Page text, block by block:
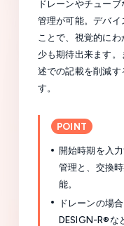
ドレーンやチュー
管理が可能。デバ
ことで、視覚的に
少も期待出来ます
述での記載を削減す
す。
POINT
開始時期を入
管理と、交換
能。
ドレーンの場
DESIGN-R®な